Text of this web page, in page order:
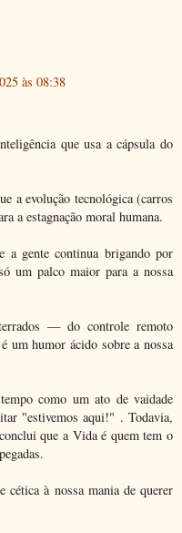
às 08:38
que usa a cápsula do
a evolução tecnológica (carros
a estagnação moral humana.
gente continua brigando por
um palco maior para a nossa
— do controle remoto
um humor ácido sobre a nossa
como um ato de vaidade
"estivemos aqui!" . Todavia,
que a Vida é quem tem o
cética à nossa mania de querer